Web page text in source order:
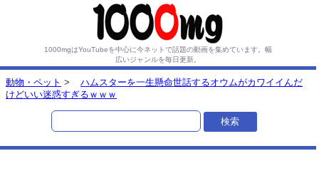
1000mgはYouTubeを中心に今ネットで話題の動画を集めています。 幅
広いジャンルを毎日更新。
動物・ペット >
ハムスターを一生懸命世話するオウムがカワイイんだ
けどいい迷惑すぎるｗｗｗ